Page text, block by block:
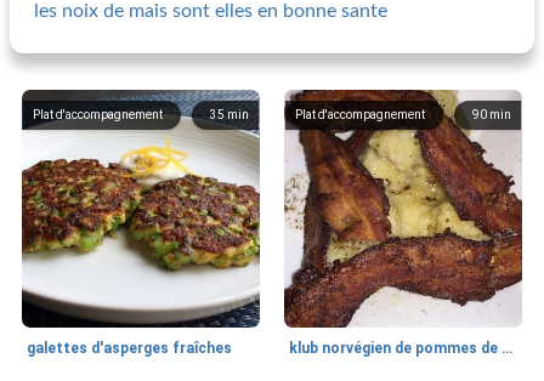
les noix de mais sont elles en bonne sante
35min
Plat d'accompagnement
galettes d'asperges fraîches
90 min
Plat d'accompagnement
klub norvégien de pommes de terre